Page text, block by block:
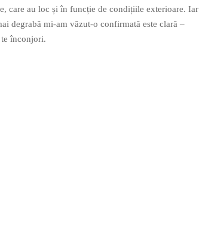
care au loc și în funcție de condițiile exterioare. Iar
degrabă mi-am văzut-o confirmată este clară –
te înconjori.